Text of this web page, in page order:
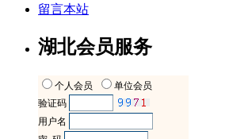
留言本站
湖北会员服务